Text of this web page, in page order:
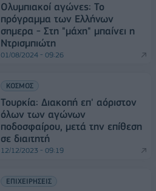
Ολυμπιακοί αγώνες: Το
πρόγραμμα των Ελλήνων
σημερα - Στη "μάχη" μπαίνει η
Ντρισμπιώτη
01/08/2024 - 09:26
ΚΟΣΜΟΣ
Τουρκία: Διακοπή επ' αόριστον
όλων των αγώνων
ποδοσφαίρου, μετά την επίθεση
σε διαιτητή
12/12/2023 - 09:19
ΕΠΙΧΕΙΡΗΣΕΙΣ